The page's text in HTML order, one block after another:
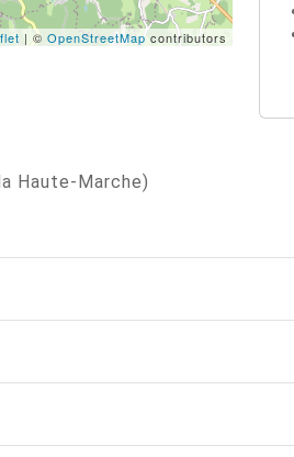
| © OpenStreetMapcontributors
Haute-Marche)